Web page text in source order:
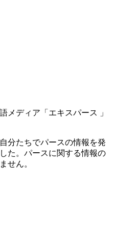
メディア「エキスパース 」
分たちでパースの情報を発
た。パースに関する情報の
せん。